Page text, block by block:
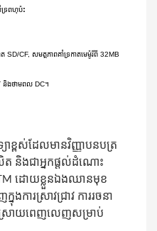
ទ្រពហុប៉ះ
SD/CF, សមត្ថភាពគាំទ្រកាតមេម៉ូរីពី 32MB
និងថាមពល DC។
ាខ្ពស់ដែលមានវិញ្ញាបនបត្រ
ត និងជាអ្នកផ្តល់ដំណោះ
ដោយខ្លួនឯងឈានមុខ
ការស្រាវជ្រាវ ការរចនា
រាយពេញលេញសម្រាប់